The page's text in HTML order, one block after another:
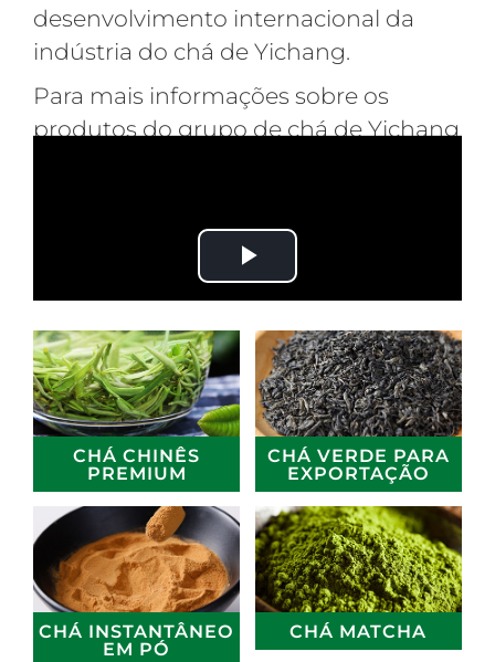
desenvolvimento internacional da
indústria do chá de Yichang.
Para mais informações sobre os
produtos do grupo de chá de Yichang
Video
Play
Video
CHÁ CHINÊS
PREMIUM
CHÁ VERDE PARA
EXPORTAÇÃO
CHÁ INSTANTÂNEO
EM PÓ
CHÁ MATCHA